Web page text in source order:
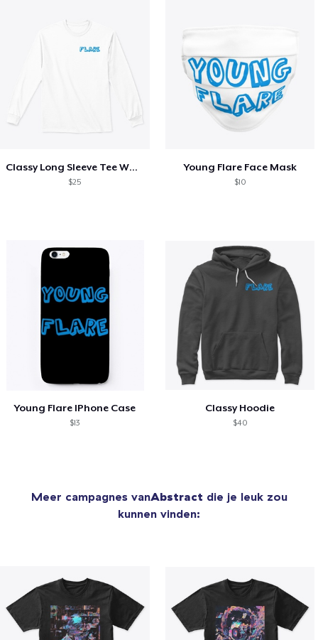
Classy Long Sleeve Tee White
$25
Young Flare Face Mask
$10
Young Flare IPhone Case
$13
Classy Hoodie
$40
Meer campagnes vanAbstract die je leuk zou
kunnen vinden: